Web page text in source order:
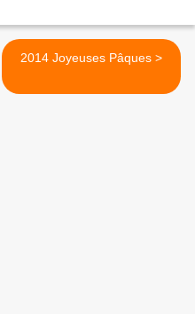
2014 Joyeuses Pâques >